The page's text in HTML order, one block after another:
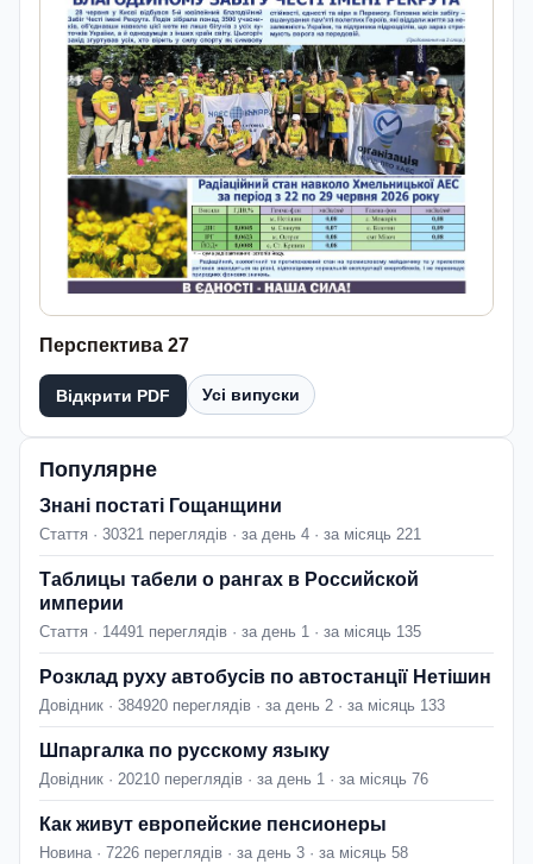
Перспектива 27
Відкрити PDF Усі випуски
Популярне
Знані постаті Гощанщини
Стаття · 30321 переглядів · за день 4 · за місяць 221
Таблицы табели о рангах в Российской
империи
Стаття · 14491 переглядів · за день 1 · за місяць 135
Розклад руху автобусів по автостанції Нетішин
Довідник · 384920 переглядів · за день 2 · за місяць 133
Шпаргалка по русскому языку
Довідник · 20210 переглядів · за день 1 · за місяць 76
Как живут европейские пенсионеры
Новина · 7226 переглядів · за день 3 · за місяць 58